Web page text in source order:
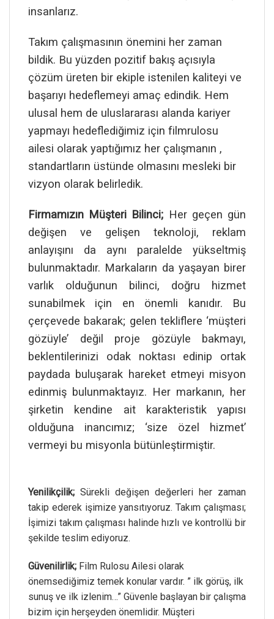
insanlarız.
Takım çalışmasının önemini her zaman
bildik. Bu yüzden pozitif bakış açısıyla
çözüm üreten bir ekiple istenilen kaliteyi ve
başarıyı hedeflemeyi amaç edindik. Hem
ulusal hem de uluslararası alanda kariyer
yapmayı hedeflediğimiz için filmrulosu
ailesi olarak yaptığımız her çalışmanın ,
standartların üstünde olmasını mesleki bir
vizyon olarak belirledik.
Firmamızın Müşteri Bilinci; Her geçen gün
değişen ve gelişen teknoloji, reklam
anlayışını da aynı paralelde yükseltmiş
bulunmaktadır. Markaların da yaşayan birer
varlık olduğunun bilinci, doğru hizmet
sunabilmek için en önemli kanıdır. Bu
çerçevede bakarak; gelen tekliflere ‘müşteri
gözüyle’ değil proje gözüyle bakmayı,
beklentilerinizi odak noktası edinip ortak
paydada buluşarak hareket etmeyi misyon
edinmiş bulunmaktayız. Her markanın, her
şirketin kendine ait karakteristik yapısı
olduğuna inancımız; ‘size özel hizmet’
vermeyi bu misyonla bütünleştirmiştir.
Yenilikçilik; Sürekli değişen değerleri her zaman
takip ederek işimize yansıtıyoruz. Takım çalışması;
İşimizi takım çalışması halinde hızlı ve kontrollü bir
şekilde teslim ediyoruz.
Güvenilirlik; Film Rulosu Ailesi olarak
önemsediğimiz temek konular vardır. ” ilk görüş, ilk
sunuş ve ilk izlenim…” Güvenle başlayan bir çalışma
bizim için herşeyden önemlidir. Müşteri